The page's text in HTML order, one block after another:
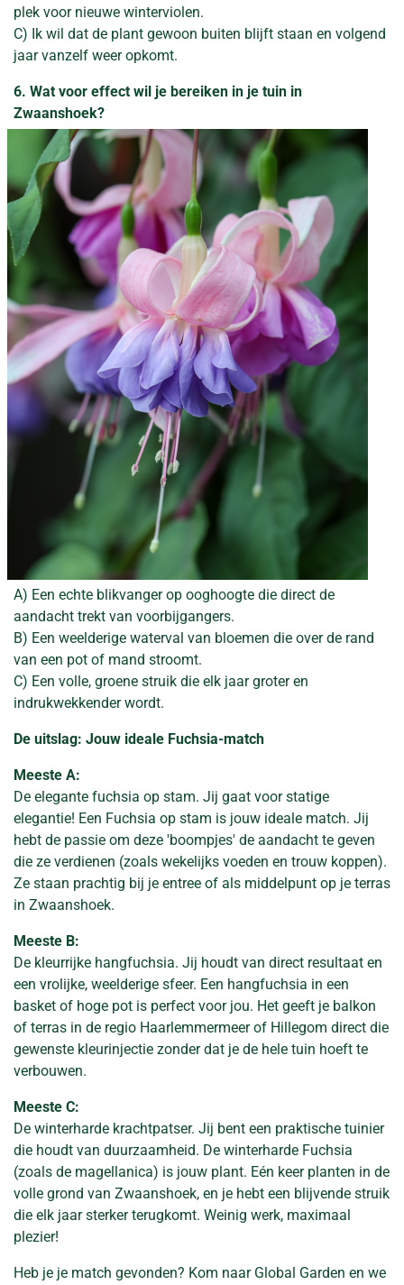
plek voor nieuwe winterviolen.
C) Ik wil dat de plant gewoon buiten blijft staan en volgend
jaar vanzelf weer opkomt.
6. Wat voor effect wil je bereiken in je tuin in
Zwaanshoek?
A) Een echte blikvanger op ooghoogte die direct de
aandacht trekt van voorbijgangers.
B) Een weelderige waterval van bloemen die over de rand
van een pot of mand stroomt.
C) Een volle, groene struik die elk jaar groter en
indrukwekkender wordt.
De uitslag: Jouw ideale Fuchsia-match
Meeste A:
De elegante fuchsia op stam. Jij gaat voor statige
elegantie! Een Fuchsia op stam is jouw ideale match. Jij
hebt de passie om deze 'boompjes' de aandacht te geven
die ze verdienen (zoals wekelijks voeden en trouw koppen).
Ze staan prachtig bij je entree of als middelpunt op je terras
in Zwaanshoek.
Meeste B:
De kleurrijke hangfuchsia. Jij houdt van direct resultaat en
een vrolijke, weelderige sfeer. Een hangfuchsia in een
basket of hoge pot is perfect voor jou. Het geeft je balkon
of terras in de regio Haarlemmermeer of Hillegom direct die
gewenste kleurinjectie zonder dat je de hele tuin hoeft te
verbouwen.
Meeste C:
De winterharde krachtpatser. Jij bent een praktische tuinier
die houdt van duurzaamheid. De winterharde Fuchsia
(zoals de magellanica) is jouw plant. Eén keer planten in de
volle grond van Zwaanshoek, en je hebt een blijvende struik
die elk jaar sterker terugkomt. Weinig werk, maximaal
plezier!
Heb je je match gevonden? Kom naar Global Garden en we